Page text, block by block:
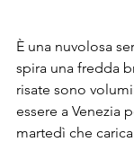
È una nuvolosa
spira una fredda
risate sono
essere a Venezia
martedì che